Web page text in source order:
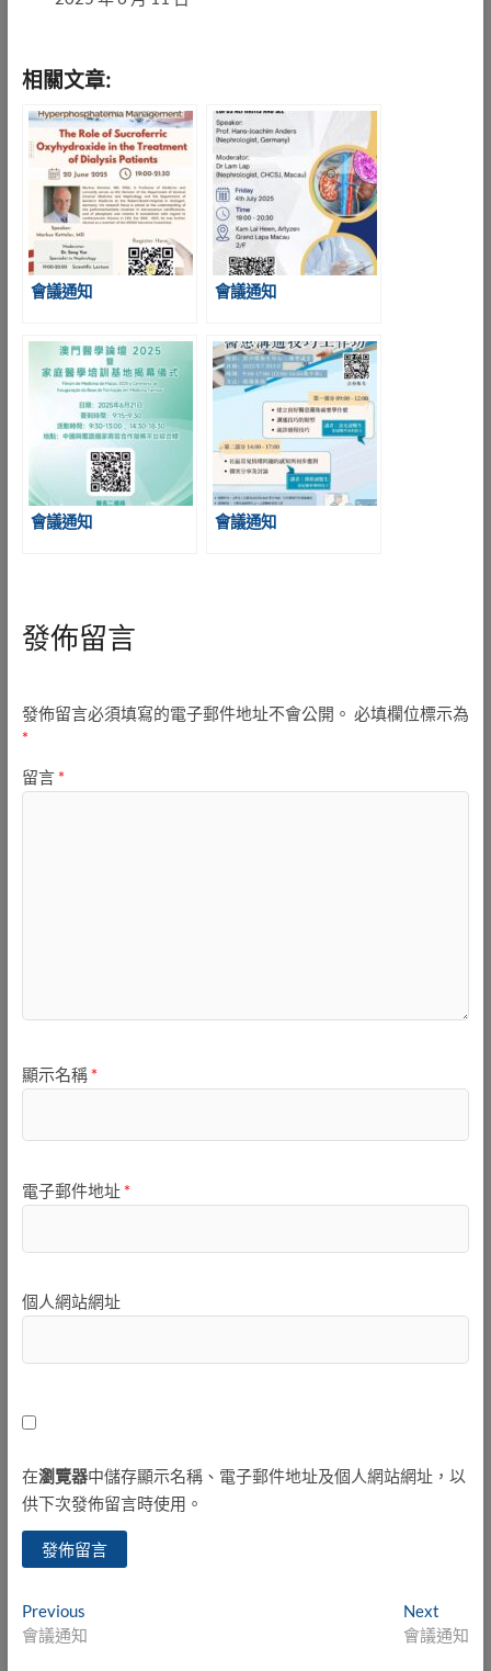
相關文章:
會議通知 會議通知
會議通知 會議通知
發佈留言
發佈留言必須填寫的電子郵件地址不會公開。 必填欄位標示為
*
留言 *
顯示名稱 *
電子郵件地址 *
個人網站網址
在瀏覽器中儲存顯示名稱、電子郵件地址及個人網站網址，以
供下次發佈留言時使用。
文
章
PreviousPrevious
post:
會議通知
Next
post:
會議通知